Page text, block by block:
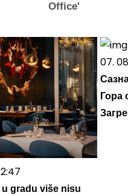
Office'
u gradu više nisu
07.
Гора